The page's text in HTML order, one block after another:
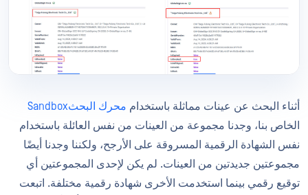
أثناء البحث عن عينات مماثلة باستخدام محرك البحثSandbox
الخاص بنا، وجدنا مجموعة من العينات من نفس العائلة باستخدام
نفس الشهادة الرقمية المسروقة على الأرجح، ولكننا وجدنا أيضًا
مجموعتين جديدتين من العينات. لم يكن لإحدى المجموعتين أي
توقيع رقمي بينما استخدمت الأخرى شهادة رقمية مختلفة. اتبعت